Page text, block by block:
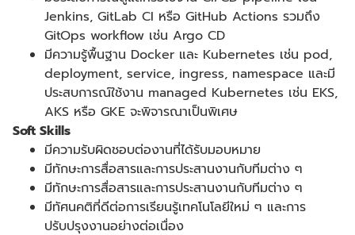
Jenkins, GitLab CI หรือ GitHub Actions รวมถึง
GitOps workflow เช่น Argo CD
มีความรู้พื้นฐาน Docker และ Kubernetes เช่น pod,
deployment, service, ingress, namespace และมี
ประสบการณ์ใช้งาน managed Kubernetes เช่น EKS,
AKS หรือ GKE จะพิจารณาเป็นพิเศษ
Soft Skills
มีความรับผิดชอบต่องานที่ได้รับมอบหมาย
มีทักษะการสื่อสารและการประสานงานกับทีมต่าง ๆ
มีทักษะการสื่อสารและการประสานงานกับทีมต่าง ๆ
มีทัศนคติที่ดีต่อการเรียนรู้เทคโนโลยีใหม่ ๆ และการ
ปรับปรุงงานอย่างต่อเนื่อง